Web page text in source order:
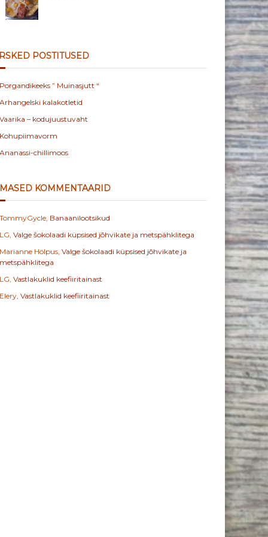
POSTITUSED
Porgandikeeks ” Muinasjutt “
Arhangelski kalakotletid
Vaarika – kodujuustuvaht
Kohupiimavorm
Ananassi-chillimoos
KOMMENTAARID
TommyGycle, Banaanilootsikud
LG, Valge šokolaadi küpsised jõhvikate ja metspähklitega
Marianne Hölpus, Valge šokolaadi küpsised jõhvikate ja
metspähklitega
LG, Vastlakuklid keefiiritainast
Elery, Vastlakuklid keefiiritainast